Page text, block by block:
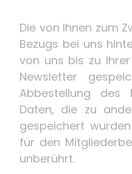
Die von Ihnen zum
Bezugs bei uns
von uns bis zu
Newsletter
Abbestellung des
Daten, die zu
gespeichert
für den
unberührt.